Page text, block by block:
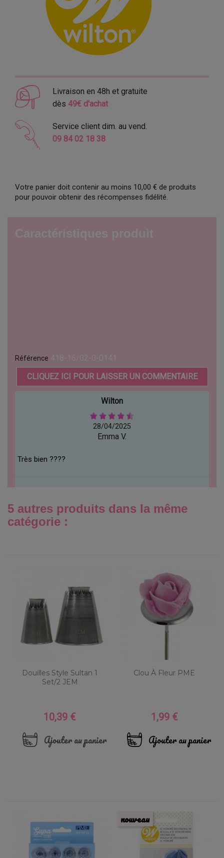
Livraison en 48h et gratuite
dès 49€ d'achat
Service client dim. au vend.
09 84 02 18 38
Votre panier doit contenir au moins 10,00 € de produits
pour pouvoir obtenir des récompenses fidélité.
Référence
CLIQUEZ ICI POUR LAISSER UN COMMENTAIRE
Wilton
28/04/2025
Emma V.
Très bien ????
5 autres produits dans la même
catégorie :
Douilles Style Sultan 1
Set/2 JEM
Prix
10,39 €
Ajouter au panier
Clou À Fleur PME
Prix
1,99 €
Ajouter au panier
nouveau